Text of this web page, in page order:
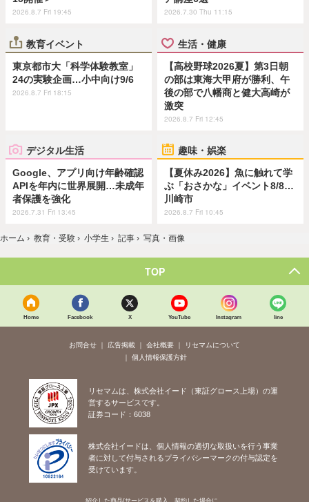
2026.8.7 Fri 19:45 2026.7.30 Thu 11:15
教育イベント
東京都市大「科学体験教室」
24の実験企画…小中向け9/6
2026.8.7 Fri 18:15
生活・健康
【高校野球2026夏】第3日朝
の部は東海大甲府が勝利、午
後の部で八幡商と健大高崎が
激突
2026.8.7 Fri 12:45
デジタル生活
Google、アプリ向け年齢確認
APIを年内に世界展開…未成年
者保護を強化
2026.7.31 Fri 13:45
趣味・娯楽
【夏休み2026】魚に触れて学
ぶ「おさかな」イベント8/8…
川崎市
2026.8.7 Fri 10:45
ホーム › 教育・受験 › 小学生 › 記事 › 写真・画像
TOP
Home Facebook X YouTube Instagram line
お問合せ 広告掲載 会社概要
リセマムについて
個人情報保護方針
リセマムは、株式会社イード（東証グロース上場）の運
営するサービスです。
証券コード：6038
株式会社イードは、個人情報の適切な取扱いを行う事業
者に対して付与されるプライバシーマークの付与認定を
受けています。
紹介した商品/サービスを購入、契約した場合に、